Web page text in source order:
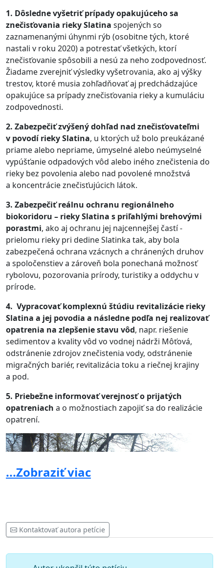
1. Dôsledne vyšetriť prípady opakujúceho sa
znečisťovania rieky Slatina spojených so
zaznamenanými úhynmi rýb (osobitne tých, ktoré
nastali v roku 2020) a potrestať všetkých, ktorí
znečisťovanie spôsobili a nesú za neho zodpovednosť.
Žiadame zverejniť výsledky vyšetrovania, ako aj výšky
trestov, ktoré musia zohľadňovať aj predchádzajúce
opakujúce sa prípady znečisťovania rieky a kumuláciu
zodpovednosti.
2. Zabezpečiť zvýšený dohľad nad znečisťovateľmi
v povodí rieky Slatina, u ktorých už bolo preukázané
priame alebo nepriame, úmyselné alebo neúmyselné
vypúšťanie odpadových vôd alebo iného znečistenia do
rieky bez povolenia alebo nad povolené množstvá
a koncentrácie znečisťujúcich látok.
3. Zabezpečiť reálnu ochranu regionálneho
biokoridoru – rieky Slatina s priľahlými brehovými
porastmi, ako aj ochranu jej najcennejšej častí -
prielomu rieky pri dedine Slatinka tak, aby bola
zabezpečená ochrana vzácnych a chránených druhov
a spoločenstiev a zároveň bola ponechaná možnosť
rybolovu, pozorovania prírody, turistiky a oddychu v
prírode.
4. Vypracovať komplexnú štúdiu revitalizácie rieky
Slatina a jej povodia a následne podľa nej realizovať
opatrenia na zlepšenie stavu vôd, napr. riešenie
sedimentov a kvality vôd vo vodnej nádrži Môťová,
odstránenie zdrojov znečistenia vody, odstránenie
migračných bariér, revitalizácia toku a riečnej krajiny
a pod.
5. Priebežne informovať verejnosť o prijatých
opatreniach a o možnostiach zapojiť sa do realizácie
opatrení.
...Zobraziť viac
Kontaktovať autora petície